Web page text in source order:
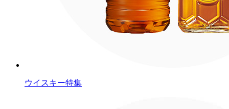
ウイスキー特集